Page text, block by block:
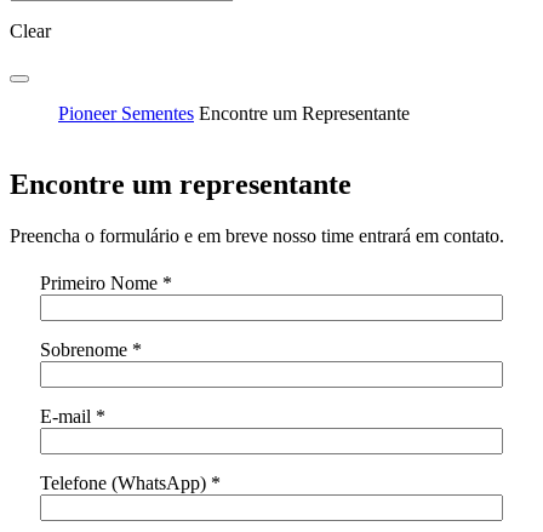
Clear
Pioneer Sementes Encontre um Representante
Encontre um representante
Preencha o formulário e em breve nosso time entrará em contato.
Primeiro Nome *
Sobrenome *
E-mail *
Telefone (WhatsApp) *